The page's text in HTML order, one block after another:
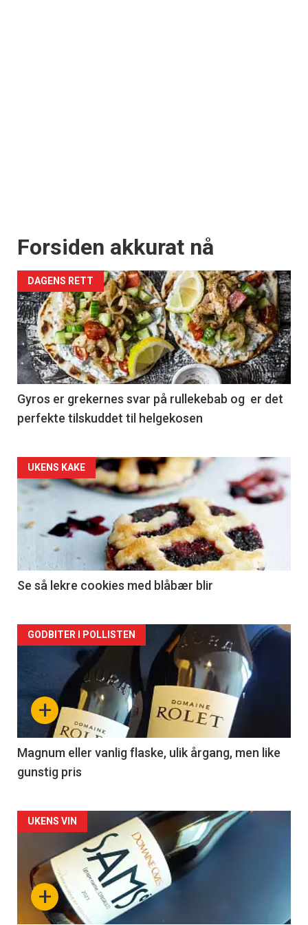
Forsiden akkurat nå
DAGENS RETT
Gyros er grekernes svar på rullekebab og er det
perfekte tilskuddet til helgekosen
Forsiden
akkurat
nå
2
UKENS KAKE
Se så lekre cookies med blåbær blir
Forsiden
akkurat
nå
3
+
GODBITER I POLLISTEN
Magnum eller vanlig flaske, ulik årgang, men like
gunstig pris
Forsiden
akkurat
nå+
UKENS VIN